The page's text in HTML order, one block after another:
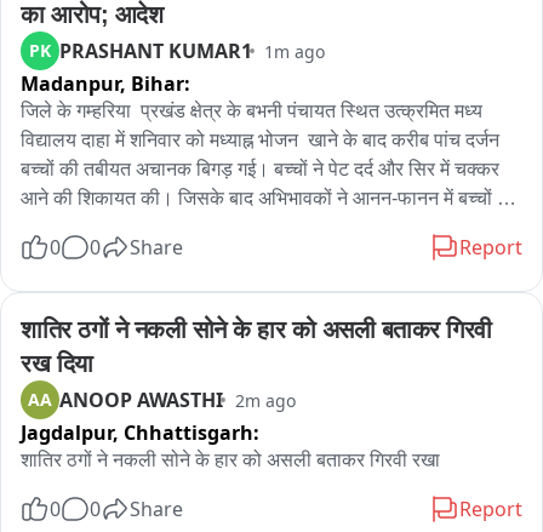
का आरोप; आदेश
PK PRASHANT KUMAR1 1m ago
Madanpur, Bihar:
जिले के गम्हरिया  प्रखंड क्षेत्र के बभनी पंचायत स्थित उत्क्रमित मध्य
विद्यालय दाहा में शनिवार को मध्याह्न भोजन  खाने के बाद करीब पांच दर्जन
बच्चों की तबीयत अचानक बिगड़ गई। बच्चों ने पेट दर्द और सिर में चक्कर
आने की शिकायत की। जिसके बाद अभिभावकों ने आनन-फानन में बच्चों को
स्थिति सामान्य बताई जा रही है।छात्र-छात्राओं श्रीवास्तव कुमार, रूपक
समेत अन्य बच्चों ने आरोप लगाया कि खिचड़ी खाने के कुछ देर बाद ही उनकी
तबीयत बिगड़ने लगी। बच्चों का दावा है कि भोजन की थाली में मरी हुई
छिपकली भी मिली थी। बच्चों ने आरोप लगाया कि छिपकली मिलने की
जानकारी प्रभारी प्रधानाध्यापिका और rसोइया को दी गई।लेकिन कथित
तौर पर उन्हें चुप रहने के लिए कहा गया। आरोप है कि इसके बाद खिचड़ी को
फेंक दिया गया और विद्यालय में तत्काल छुट्टी कर दी गई। बच्चों के अनुसार,
घटना की जानकारी मिलते ही अभिभावकों में हड़कंप मच गया और वे अपने
0 0 Share Report
शातिर ठगों ने नकली सोने के हार को असली बताकर गिरवी
रख दिया
AA ANOOP AWASTHI 2m ago
Jagdalpur, Chhattisgarh:
शातिर ठगों ने नकली सोने के हार को असली बताकर गिरवी रखा
0 0 Share Report